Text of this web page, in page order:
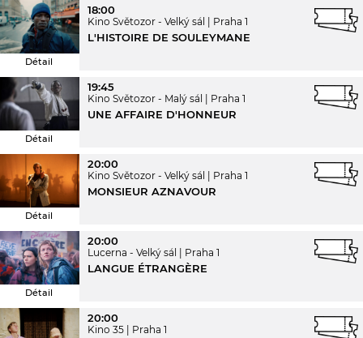
Détail
18:00
Kino Světozor - Velký sál Praha 1
L'HISTOIRE DE SOULEYMANE
Détail
19:45
Kino Světozor - Malý sál Praha 1
UNE AFFAIRE D'HONNEUR
Détail
20:00
Kino Světozor - Velký sál Praha 1
MONSIEUR AZNAVOUR
Détail
20:00
Lucerna - Velký sál Praha 1
LANGUE ÉTRANGÈRE
20:00
Kino 35 Praha 1